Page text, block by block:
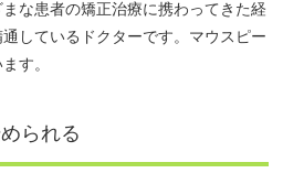
な患者の矯正治療に携わってきた経
しているドクターです。マウスピー
す。
られる